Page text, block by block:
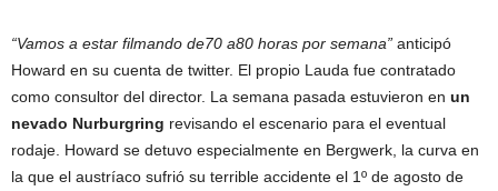
“Vamos a estar filmando de70 a80 horas por semana” anticipó
Howard en su cuenta de twitter. El propio Lauda fue contratado
como consultor del director. La semana pasada estuvieron en un
nevado Nurburgring revisando el escenario para el eventual
rodaje. Howard se detuvo especialmente en Bergwerk, la curva en
la que el austríaco sufrió su terrible accidente el 1º de agosto de